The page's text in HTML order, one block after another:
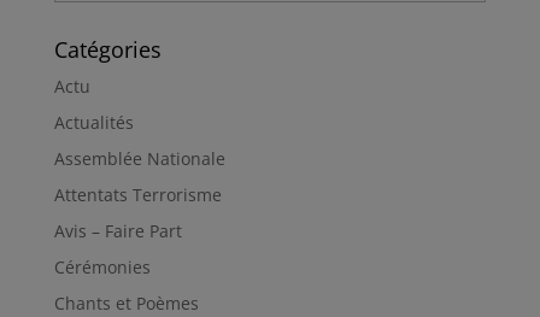
Catégories
Actu
Actualités
Assemblée Nationale
Attentats Terrorisme
Avis – Faire Part
Cérémonies
Chants et Poèmes